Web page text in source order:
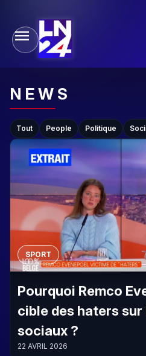
NEWS
Tout People Politique
SPORT
Pourquoi Remco
cible des haters
sociaux ?
22 AVRIL 2026